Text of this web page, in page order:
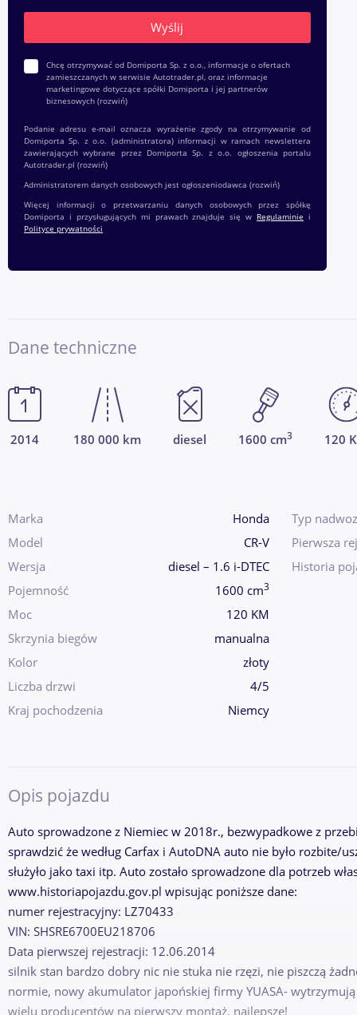
Chcę otrzymywać od Domiporta Sp. z o.o., informacje o ofertach
zamieszczanych w serwisie Autotrader.pl, oraz informacje
marketingowe dotyczące spółki Domiporta i jej partnerów
biznesowych (rozwiń)
Podanie adresu e-mail oznacza wyrażenie zgody na otrzymywanie od
Domiporta Sp. z o.o. (administratora) informacji w ramach newslettera
zawierających wybrane przez Domiporta Sp. z o.o. ogłoszenia portalu
Autotrader.pl (rozwiń)
Administratorem danych osobowych jest ogłoszeniodawca (rozwiń)
Więcej informacji o przetwarzaniu danych osobowych przez spółkę
Domiporta i przysługujących mi prawach znajduje się w Regulaminie i
Polityce prywatności
Dane techniczne
2014 180 000 km diesel 1600 cm3 120
Marka
Honda
Model
CR-V
Wersja
diesel – 1.6 i-DTEC
Pojemność
1600 cm3
Moc
120 KM
Skrzynia biegów
manualna
Kolor
złoty
Liczba drzwi
4/5
Kraj pochodzenia
Niemcy
Typ
Pierwsza
Historia
Opis pojazdu
Auto sprowadzone z Niemiec w 2018r., bezwypadkowe z
sprawdzić że według Carfax i AutoDNA auto nie było rozbite/
służyło jako taxi itp. Auto zostało sprowadzone dla potrzeb
www.historiapojazdu.gov.pl wpisując poniższe dane:
numer rejestracyjny: LZ70433
VIN: SHSRE6700EU218706
Data pierwszej rejestracji: 12.06.2014
silnik stan bardzo dobry nic nie stuka nie rzęzi, nie piszczą
normie, nowy akumulator japońskiej firmy YUASA-
wielu producentów na pierwszy montaż, najlepsze!